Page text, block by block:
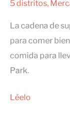
5 distritos,
La cadena de
para comer
comida para
Park.
Whole
Léelo